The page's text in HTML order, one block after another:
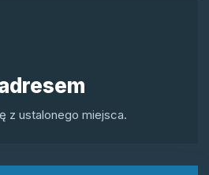
z ustalonego miejsca.